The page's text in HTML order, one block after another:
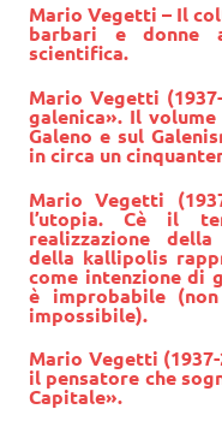
Mario Vegetti – Il
barbari e donne
scientifica.
Mario Vegetti
galenica». Il
Galeno e sul
in circa un
Mario Vegetti
l’utopia. Cè il
realizzazione
della kallipolis
come intenzione di
è improbabile
impossibile).
Mario Vegetti
il pensatore che
Capitale».